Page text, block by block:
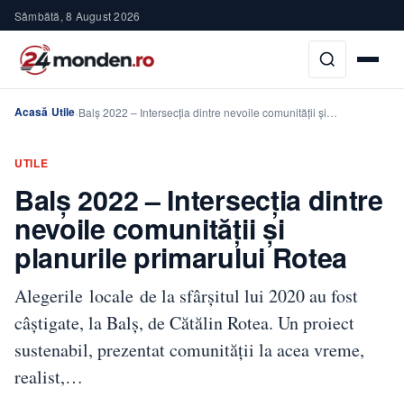
Sâmbătă, 8 August 2026
Acasă›Utile›Balș 2022 – Intersecția dintre nevoile comunității și…
UTILE
Balș 2022 – Intersecția dintre
nevoile comunității și
planurile primarului Rotea
Alegerile locale de la sfârșitul lui 2020 au fost
câștigate, la Balș, de Cătălin Rotea. Un proiect
sustenabil, prezentat comunității la acea vreme,
realist,…